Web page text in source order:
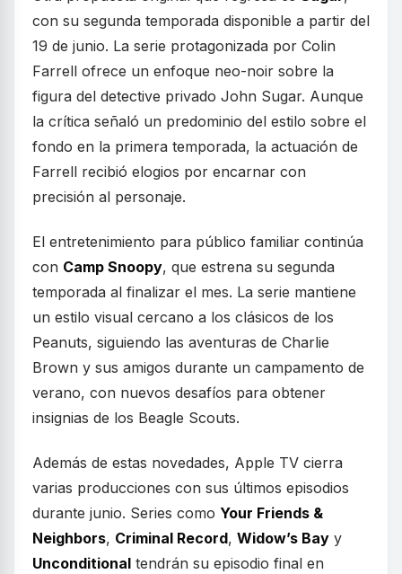
con su segunda temporada disponible a partir del
19 de junio. La serie protagonizada por Colin
Farrell ofrece un enfoque neo-noir sobre la
figura del detective privado John Sugar. Aunque
la crítica señaló un predominio del estilo sobre el
fondo en la primera temporada, la actuación de
Farrell recibió elogios por encarnar con
precisión al personaje.
El entretenimiento para público familiar continúa
con Camp Snoopy, que estrena su segunda
temporada al finalizar el mes. La serie mantiene
un estilo visual cercano a los clásicos de los
Peanuts, siguiendo las aventuras de Charlie
Brown y sus amigos durante un campamento de
verano, con nuevos desafíos para obtener
insignias de los Beagle Scouts.
Además de estas novedades, Apple TV cierra
varias producciones con sus últimos episodios
durante junio. Series como Your Friends &
Neighbors, Criminal Record, Widow’s Bay y
Unconditional tendrán su episodio final en